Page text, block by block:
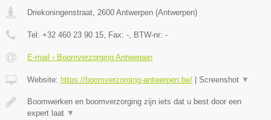
Driekoningenstraat 2600 Antwerpen (Antwerpen)
Tel: +32 460 23 90 15 , Fax: - , BTW-nr: -
E-mail › Boomverzorging Antwerpen
Website: https://boomverzorging-antwerpen.be/ Screenshot ▼
Boomwerken en boomverzorging zijn iets dat u best door een
expert laat ▼